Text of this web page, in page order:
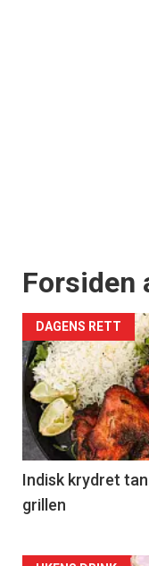
Forsiden
DAGENS RETT
Indisk krydret
grillen